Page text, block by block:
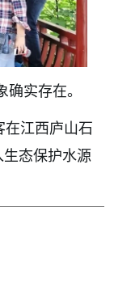
实存在。
江西庐山石
生态保护水源